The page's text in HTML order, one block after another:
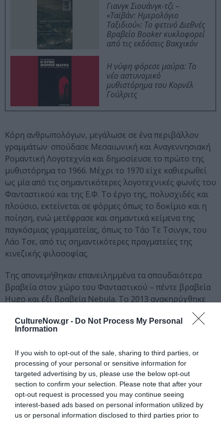
CultureNow.gr - Do Not Process My Personal
Information
If you wish to opt-out of the sale, sharing to third parties, or
processing of your personal or sensitive information for
targeted advertising by us, please use the below opt-out
section to confirm your selection. Please note that after your
opt-out request is processed you may continue seeing
interest-based ads based on personal information utilized by
us or personal information disclosed to third parties prior to
Γιανγκ Σιουάνγκ-τζι –
«Ταϊβάν: Ημερολόγιο
Ταξιδιού»: Το φετινό Διεθνές
Βραβείο Booker κυκλοφορεί
από τις εκδόσεις Βακχικόν
Η νύφη φόρεσε μαύρα: Το
νέο αστυνομικό
μυθιστόρημα του Κορνέλ
Γούλριτς
Κόρη ανθρωπολόγων, μεγάλωσε σε ένα περιβάλλον
γραμμάτων· σπούδασε Μεσαιωνική και Αναγεννησιακή
Ρομαντική Λογοτεχνία και δημοσίευσε το πρώτο της
μυθιστόρημα το 1966. Μέχρι το 1970 είχε καθιερωθεί
ως μία από τις σημαντικότερες λογοτεχνικές φωνές του
Φανταστικού και της Ε.Φ. Το έργο της, πολυσχιδές και
πλούσιο, εκτείνεται σε φόρμες όπως το δοκίμιο και η
ποίηση, ενώ μετέφρασε και σημαντικά κείμενα της
παγκόσμιας γραμματείας, όπως το Τάο Τε Τσινγκ, του
Λάο Τσε, από τις σημαντικότερες πραγματείες της
κινεζικής φιλοσοφίας.
Της απονεμήθηκαν επανειλημμένα τα σπουδαιότερα
βραβεία στον χώρο του Φανταστικού – πέντε βραβεία
Hugo και έξι βραβεία Nebula. Το 2013 ανακηρύχθηκε
Grandmaster Of Science Fiction από τον SFWA και το
2014 τιμήθηκε με το Βραβείο για Εξέχουσα Συνεισφορά
στα Αμερικανικά Γράμματα από τον οργανισμό του
την πλατιά απήχησή της στο σύνολο του λογοτεχνικού
κόσμου.
Ταυτότητα
Πληροφορίες έκδοσης: Εκδόσεις Αίολος, Σελίδες: 176,